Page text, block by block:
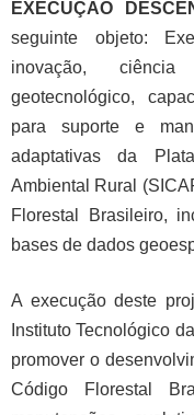
EXECUÇÃO
seguinte objeto:
inovação,
geotecnológico,
para suporte e
adaptativas da
Ambiental Rural
Florestal Brasileiro,
bases de dados
A execução deste
Instituto Tecnológico
promover o
Código Florestal